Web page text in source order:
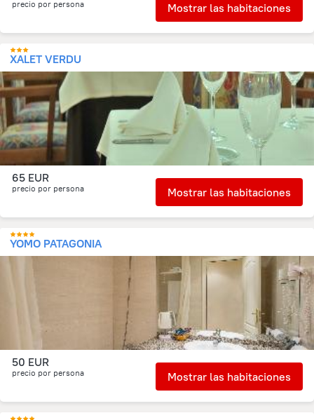
precio por persona Mostrar las habitaciones
XALET VERDU
65 EUR
precio por persona Mostrar las habitaciones
YOMO PATAGONIA
50 EUR
precio por persona Mostrar las habitaciones